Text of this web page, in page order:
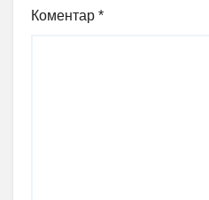
Коментар *